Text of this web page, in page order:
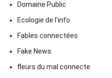
Domaine Public
Ecologie de l'info
Fables connectées
Fake News
fleurs du mal connecte